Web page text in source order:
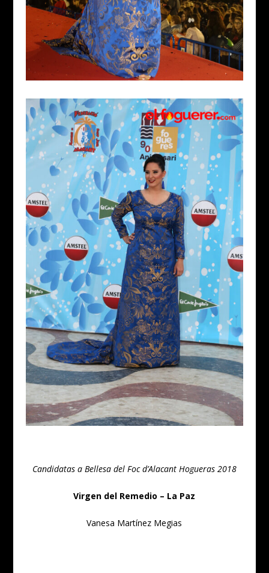
Candidatas a Bellesa del Foc d’Alacant Hogueras 2018
Virgen del Remedio – La Paz
Vanesa Martínez Megias